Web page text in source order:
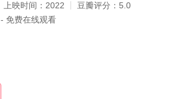
上映时间： 2022 豆瓣评分： 5.0
- 免费在线观看